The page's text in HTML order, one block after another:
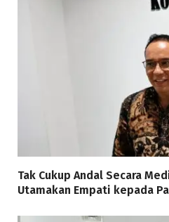
Tak Cukup Andal Secara
Utamakan Empati kepada